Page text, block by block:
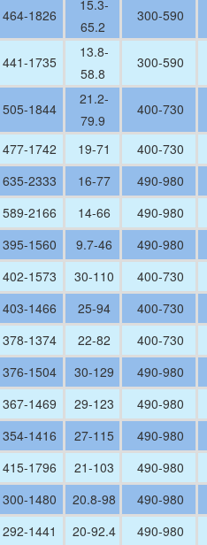
464-1826
15.3-
65.2
300-590
441-1735
13.8-
58.8
300-590
505-1844
21.2-
79.9
400-730
477-1742 19-71
400-730
635-2333 16-77
490-980
589-2166 14-66
490-980
395-1560 9.7-46
490-980
402-1573 30-110
400-730
403-1466 25-94
400-730
378-1374 22-82
400-730
376-1504 30-129
490-980
367-1469 29-123
490-980
354-1416 27-115
490-980
415-1796 21-103
490-980
300-1480 20.8-98
490-980
292-1441 20-92.4
490-980